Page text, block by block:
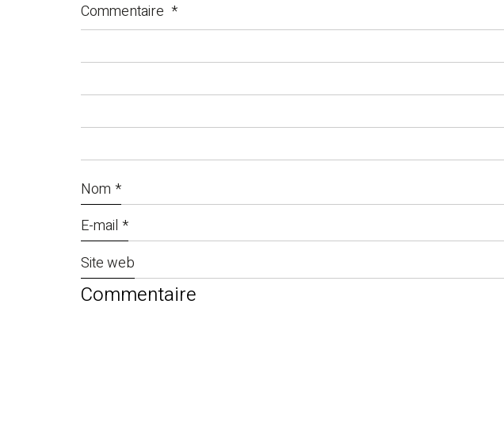
Commentaire *
Nom *
E-mail *
Site web